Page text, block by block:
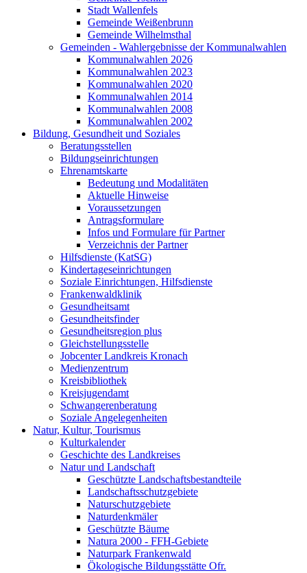
Stadt Wallenfels
Gemeinde Weißenbrunn
Gemeinde Wilhelmsthal
Gemeinden - Wahlergebnisse der Kommunalwahlen
Kommunalwahlen 2026
Kommunalwahlen 2023
Kommunalwahlen 2020
Kommunalwahlen 2014
Kommunalwahlen 2008
Kommunalwahlen 2002
Bildung, Gesundheit und Soziales
Beratungsstellen
Bildungseinrichtungen
Ehrenamtskarte
Bedeutung und Modalitäten
Aktuelle Hinweise
Voraussetzungen
Antragsformulare
Infos und Formulare für Partner
Verzeichnis der Partner
Hilfsdienste (KatSG)
Kindertageseinrichtungen
Soziale Einrichtungen, Hilfsdienste
Frankenwaldklinik
Gesundheitsamt
Gesundheitsfinder
Gesundheitsregion plus
Gleichstellungsstelle
Jobcenter Landkreis Kronach
Medienzentrum
Kreisbibliothek
Kreisjugendamt
Schwangerenberatung
Soziale Angelegenheiten
Natur, Kultur, Tourismus
Kulturkalender
Geschichte des Landkreises
Natur und Landschaft
Geschützte Landschaftsbestandteile
Landschaftsschutzgebiete
Naturschutzgebiete
Naturdenkmäler
Geschützte Bäume
Natura 2000 - FFH-Gebiete
Naturpark Frankenwald
Ökologische Bildungsstätte Ofr.